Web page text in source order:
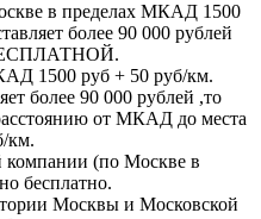
в пределах МКАД 1500
более 90 000 рублей
БЕСПЛАТНОЙ.
1500 руб + 50 руб/км.
более 90 000 рублей ,то
от МКАД до места
км.
компании (по Москве в
бесплатно.
Москвы и Московской